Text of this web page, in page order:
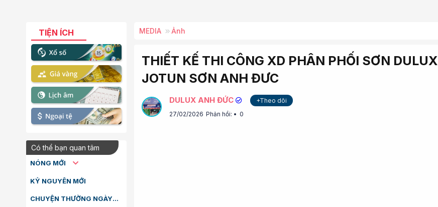
TIỆN ÍCH
Có thể bạn quan tâm
NÓNG MỚI
KỶ NGUYÊN MỚI
CHUYỆN THƯỜNG NGÀY
MEDIA Ảnh
THIẾT KẾ THI CÔNG XD PHÂN PHỐI SƠN DULUX
JOTUN SƠN ANH ĐƯC
DULUX ANH ĐỨC
+Theo dõi
27/02/2026 Phản hồi: 0